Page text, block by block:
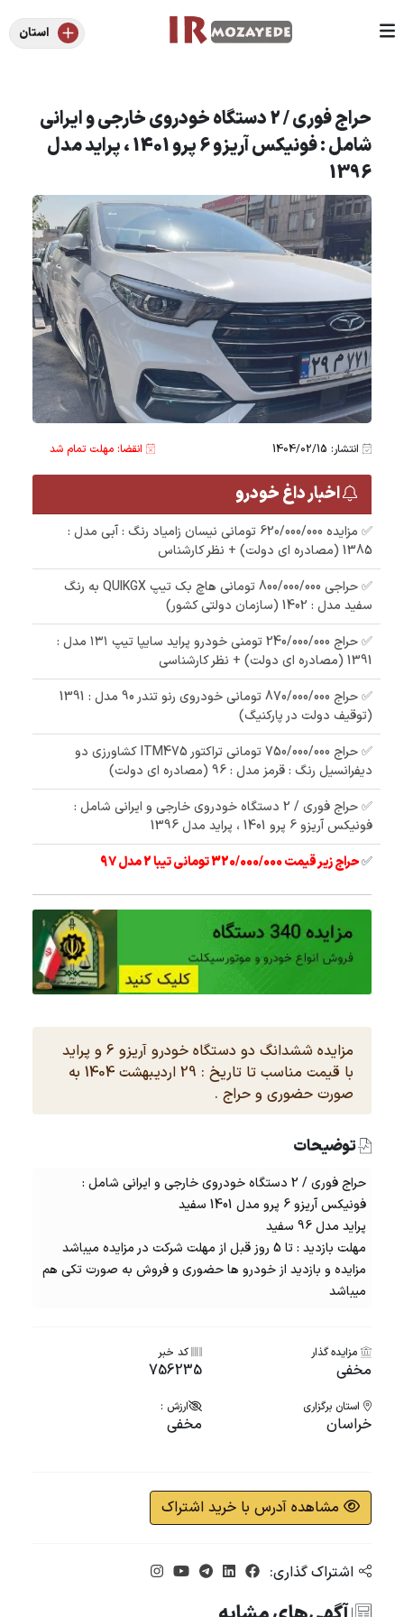
استان
حراج فوری / 2 دستگاه خودروی خارجی و ایرانی
شامل : فونیکس آریزو 6 پرو 1401 ، پراید مدل
1396
انتشار: 1404/02/15 انقضا: مهلت تمام شد
اخبار داغ خودرو
✅ مزایده 620/000/000 تومانی نیسان زامیاد رنگ : آبی مدل :
1385 (مصادره ای دولت) + نظر کارشناس
✅ حراجی 800/000/000 تومانی ھاچ بک تیپ QUIKGX به رنگ
سفید مدل : 1402 (سازمان دولتی کشور)
✅ حراج 240/000/000 تومنی خودرو پراید سایپا تیپ ۱۳۱ مدل :
1391 (مصادره ای دولت) + نظر کارشناسی
✅ حراج 870/000/000 تومانی خودروی رنو تندر 90 مدل : 1391
(توقیف دولت در پارکنیگ)
✅ حراج 750/000/000 تومانی تراکتور ITM475 کشاورزی دو
دیفرانسیل رنگ : قرمز مدل : 96 (مصادره ای دولت)
✅ حراج فوری / 2 دستگاه خودروی خارجی و ایرانی شامل :
فونیکس آریزو 6 پرو 1401 ، پراید مدل 1396
✅حراج زیر قیمت 320/000/000 تومانی تیبا 2 مدل 97
مزایده ششدانگ دو دستگاه خودرو آریزو 6 و پراید
با قیمت مناسب تا تاریخ : 29 اردیبهشت 1404 به
صورت حضوری و حراج .
توضیحات
حراج فوری/ 2 دستگاه خودروی خارجی و ایرانی شامل :
فونیکس آریزو 6 پرو مدل 1401 سفید
پراید مدل 96 سفید
مهلت بازدید : تا 5 روز قبل از مهلت شرکت در مزایده میباشد
مزایده و بازدید از خودرو ها حضوری و فروش به صورت تکی هم
میباشد
مزایده گذار
مخفی
کد خبر
756235
استان برگزاری
خراسان
ارزش :
مخفی
مشاهده آدرس با خرید اشتراک
اشتراک گذاری: